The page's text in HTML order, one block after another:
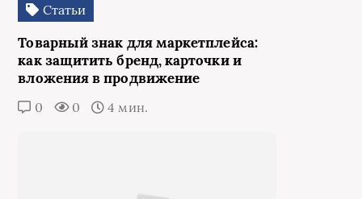
Статьи
Товарный знак для маркетплейса:
как защитить бренд, карточки и
вложения в продвижение
0 0 4 мин.